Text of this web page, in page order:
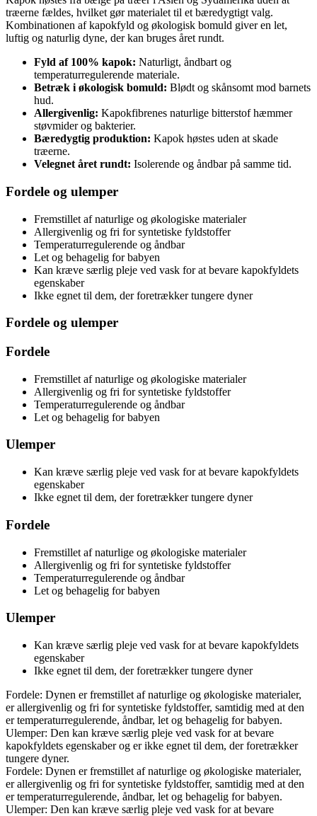
træerne fældes, hvilket gør materialet til et bæredygtigt valg.
Kombinationen af kapokfyld og økologisk bomuld giver en let,
luftig og naturlig dyne, der kan bruges året rundt.
Fyld af 100% kapok: Naturligt, åndbart og
temperaturregulerende materiale.
Betræk i økologisk bomuld: Blødt og skånsomt mod barnets
hud.
Allergivenlig: Kapokfibrenes naturlige bitterstof hæmmer
støvmider og bakterier.
Bæredygtig produktion: Kapok høstes uden at skade
træerne.
Velegnet året rundt: Isolerende og åndbar på samme tid.
Fordele og ulemper
Fremstillet af naturlige og økologiske materialer
Allergivenlig og fri for syntetiske fyldstoffer
Temperaturregulerende og åndbar
Let og behagelig for babyen
Kan kræve særlig pleje ved vask for at bevare kapokfyldets
egenskaber
Ikke egnet til dem, der foretrækker tungere dyner
Fordele og ulemper
Fordele
Fremstillet af naturlige og økologiske materialer
Allergivenlig og fri for syntetiske fyldstoffer
Temperaturregulerende og åndbar
Let og behagelig for babyen
Ulemper
Kan kræve særlig pleje ved vask for at bevare kapokfyldets
egenskaber
Ikke egnet til dem, der foretrækker tungere dyner
Fordele
Fremstillet af naturlige og økologiske materialer
Allergivenlig og fri for syntetiske fyldstoffer
Temperaturregulerende og åndbar
Let og behagelig for babyen
Ulemper
Kan kræve særlig pleje ved vask for at bevare kapokfyldets
egenskaber
Ikke egnet til dem, der foretrækker tungere dyner
Fordele: Dynen er fremstillet af naturlige og økologiske materialer,
er allergivenlig og fri for syntetiske fyldstoffer, samtidig med at den
er temperaturregulerende, åndbar, let og behagelig for babyen.
Ulemper: Den kan kræve særlig pleje ved vask for at bevare
kapokfyldets egenskaber og er ikke egnet til dem, der foretrækker
tungere dyner.
Fordele: Dynen er fremstillet af naturlige og økologiske materialer,
er allergivenlig og fri for syntetiske fyldstoffer, samtidig med at den
er temperaturregulerende, åndbar, let og behagelig for babyen.
Ulemper: Den kan kræve særlig pleje ved vask for at bevare